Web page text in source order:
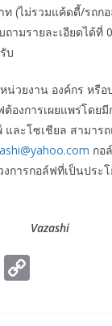
ท (ไม่รวมแค้ดดี้/รถก
ถามรายละเอียดได้ที่
บ
วยงาน องค์กร หรือ
องการเผยแพร่โดย
และโซเชียล สามาร
กอ
งการกอล์ฟที่เป็นปร
Vazashi
C